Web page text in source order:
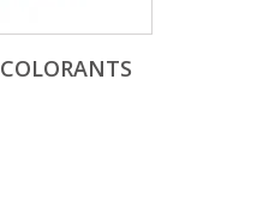
COLORANTS